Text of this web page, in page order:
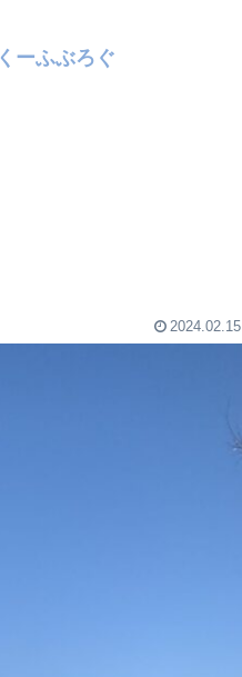
くーふぶろぐ
2024.02.15